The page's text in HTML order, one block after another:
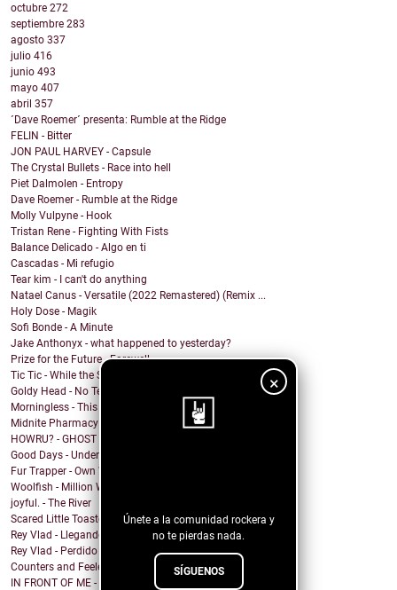
×
Únete a la comunidad rockera y
no te pierdas nada.
SÍGUENOS
octubre 272
septiembre 283
agosto 337
julio 416
junio 493
mayo 407
abril 357
´Dave Roemer´ presenta: Rumble at the Ridge
FELIN - Bitter
JON PAUL HARVEY - Capsule
The Crystal Bullets - Race into hell
Piet Dalmolen - Entropy
Dave Roemer - Rumble at the Ridge
Molly Vulpyne - Hook
Tristan Rene - Fighting With Fists
Balance Delicado - Algo en ti
Cascadas - Mi refugio
Tear kim - I can't do anything
Natael Canus - Versatile (2022 Remastered) (Remix ...
Holy Dose - Magik
Sofi Bonde - A Minute
Jake Anthonyx - what happened to yesterday?
Prize for the Future - Farewell
Tic Tic - While the Shadows Grow
Goldy Head - No Tengo Problema (Contigo)
Morningless - This Party
Midnite Pharmacy - Becoming
HOWRU? - GHOST
Good Days - Undertow
Fur Trapper - Own Worst Enemy
Woolfish - Million Ways
joyful. - The River
Scared Little Toaster - NO DECAF
Rey Vlad - Llegando al puerto
Rey Vlad - Perdido en altamar
Counters and Feelers - Golden Rule
IN FRONT OF ME - Screen Maniac